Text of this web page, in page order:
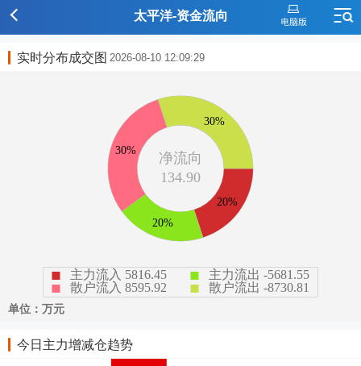
太平洋-资金流向
实时分布成交图 2026-08-10 12:09:29
今日主力增减仓趋势